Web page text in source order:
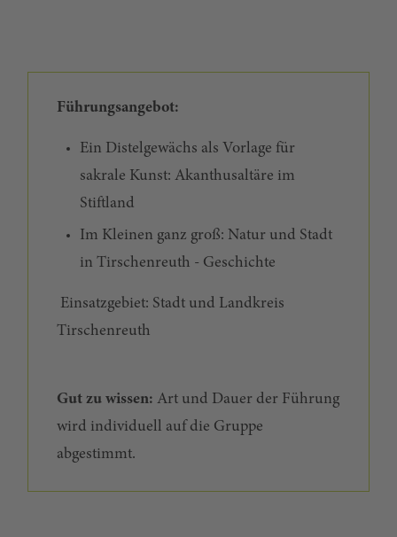
Führungsangebot:
Ein Distelgewächs als Vorlage für
sakrale Kunst: Akanthusaltäre im
Stiftland
Im Kleinen ganz groß: Natur und Stadt
in Tirschenreuth - Geschichte
Einsatzgebiet: Stadt und Landkreis
Tirschenreuth
Gut zu wissen: Art und Dauer der Führung
wird individuell auf die Gruppe
abgestimmt.